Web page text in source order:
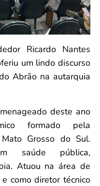
Ricardo Nantes
um lindo discurso
Abrão na autarquia
deste ano
formado pela
Grosso do Sul.
saúde pública,
Atuou na área de
como diretor técnico